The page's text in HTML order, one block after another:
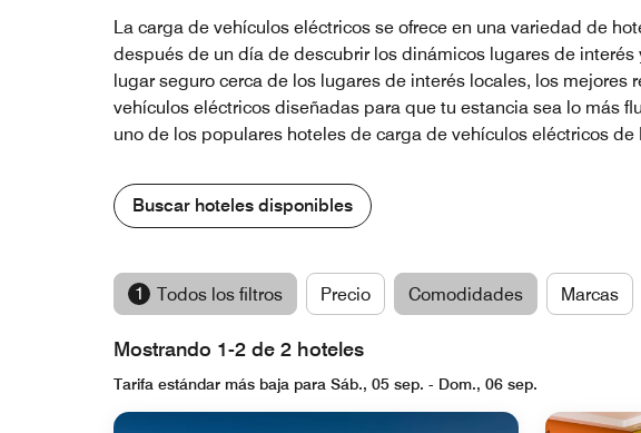
La carga de vehículos eléctricos se ofrece en una variedad de
después de un día de descubrir los dinámicos lugares de
lugar seguro cerca de los lugares de interés locales, los
vehículos eléctricos diseñadas para que tu estancia sea lo más
uno de los populares hoteles de carga de vehículos eléctricos de
Buscar hoteles disponibles
1 Todos los filtros Precio Comodidades Marcas
Mostrando 1-2 de 2 hoteles
Tarifa estándar más baja para Sáb., 05 sep. - Dom., 06 sep.